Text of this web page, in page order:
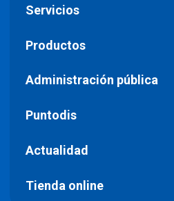
Servicios
Productos
Administración pública
Puntodis
Actualidad
Tienda online